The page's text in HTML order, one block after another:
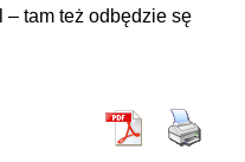
– tam też odbędzie sę